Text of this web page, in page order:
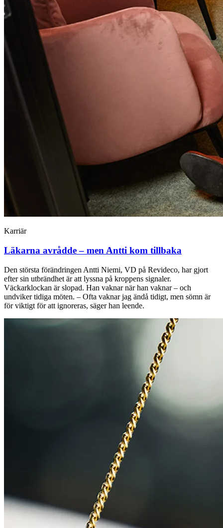
Karriär
Läkarna avrådde – men Antti kom tillbaka
Den största förändringen Antti Niemi, VD på Revideco, har gjort
efter sin utbrändhet är att lyssna på kroppens signaler.
Väckarklockan är slopad. Han vaknar när han vaknar – och
undviker tidiga möten. – Ofta vaknar jag ändå tidigt, men sömn är
för viktigt för att ignoreras, säger han leende.